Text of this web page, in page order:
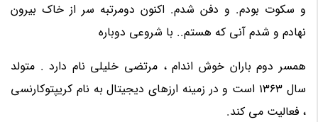
و سکوت بودم. و دفن شدم. اکنون دومرتبه سر از خاک بیرون
نهادم و شدم آنی که هستم.. با شروعی دوباره
همسر دوم باران خوش اندام ، مرتضی خلیلی نام دارد . متولد
سال 1363 است و در زمینه ارزهای دیجیتال به نام کریپتوکارنسی
، فعالیت می کند.